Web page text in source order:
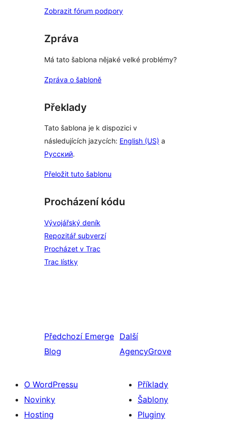
Zobrazit fórum podpory
Zpráva
Má tato šablona nějaké velké problémy?
Zpráva o šabloně
Překlady
Tato šablona je k dispozici v
následujících jazycích: English (US) a
Русский.
Přeložit tuto šablonu
Procházení kódu
Vývojářský deník
Repozitář subverzí
Procházet v Trac
Trac lístky
Předchozí Emerge
Blog
Další
AgencyGrove
O WordPressu
Novinky
Hosting
Příklady
Šablony
Pluginy